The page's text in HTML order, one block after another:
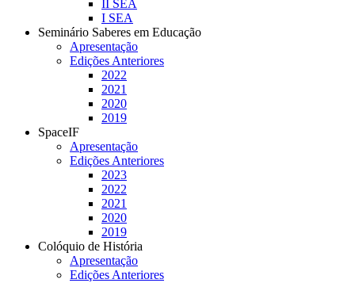
II SEA
I SEA
Seminário Saberes em Educação
Apresentação
Edições Anteriores
2022
2021
2020
2019
SpaceIF
Apresentação
Edições Anteriores
2023
2022
2021
2020
2019
Colóquio de História
Apresentação
Edições Anteriores